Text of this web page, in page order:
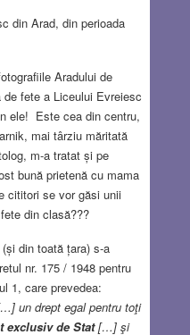
din Arad, din perioada
Aradului de
fete a Liceului Evreiesc
ele! Este cea din centru,
mai târziu măritată
m-a tratat și pe
bună prietenă cu mama
cititori se vor găsi unii
din clasă???
din toată țara) s-a
nr. 175 / 1948 pentru
1, care prevedea:
un drept egal pentru toţi
exclusiv de Stat[…] şi